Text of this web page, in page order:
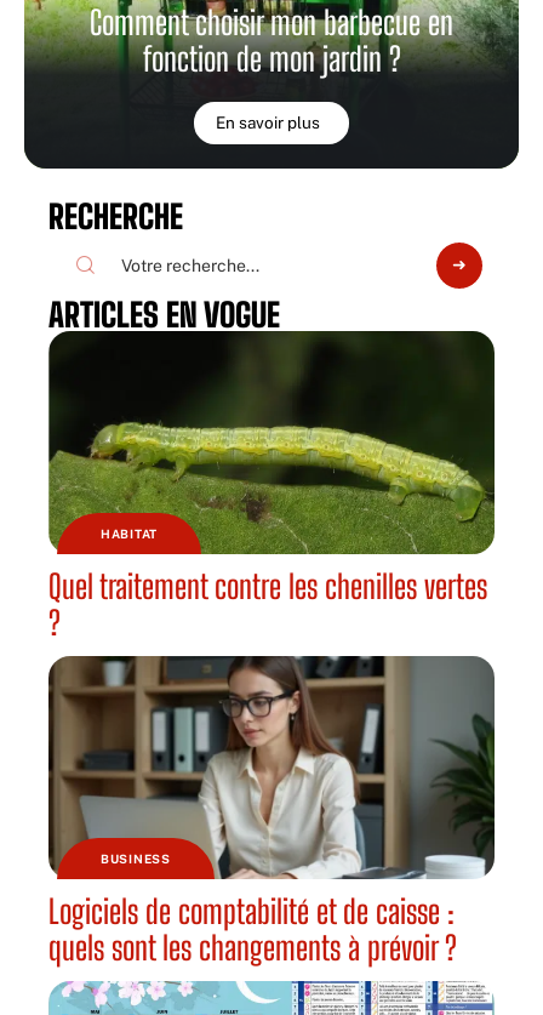
Comment choisir mon barbecue en
fonction de mon jardin ?
En savoir plus
RECHERCHE
ARTICLES EN VOGUE
HABITAT
Quel traitement contre les chenilles vertes
?
BUSINESS
Logiciels de comptabilité et de caisse :
quels sont les changements à prévoir ?